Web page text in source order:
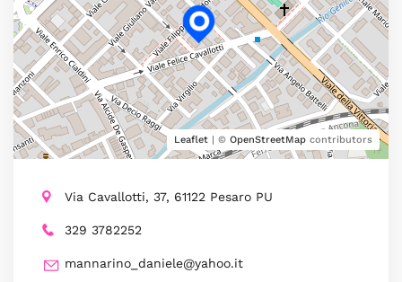
Leaflet | © OpenStreetMap contributors
Via Cavallotti, 37, 61122 Pesaro PU
329 3782252
mannarino_daniele@yahoo.it